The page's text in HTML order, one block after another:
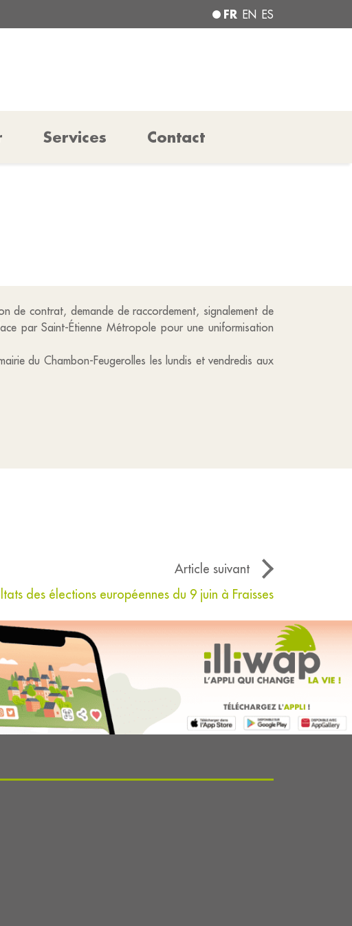
FR EN ES
Services Contact
de contrat, demande de raccordement, signalement de
par Saint-Étienne Métropole pour une uniformisation
du Chambon-Feugerolles les lundis et vendredis aux
Article suivant
des élections européennes du 9 juin à Fraisses